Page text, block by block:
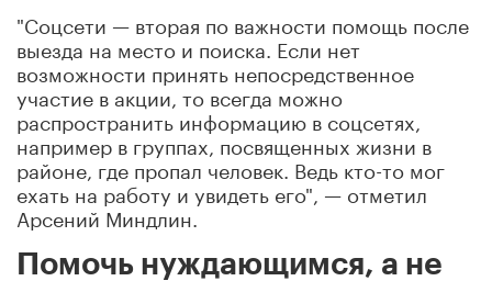
"Соцсети — вторая по важности помощь после
выезда на место и поиска. Если нет
возможности принять непосредственное
участие в акции, то всегда можно
распространить информацию в соцсетях,
например в группах, посвященных жизни в
районе, где пропал человек. Ведь кто-то мог
ехать на работу и увидеть его", — отметил
Арсений Миндлин.
Помочь нуждающимся, а не